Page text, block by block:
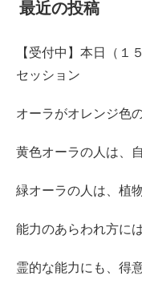
最近の投稿
【受付中】本日（１
セッション
オーラがオレンジ色
黄色オーラの人は、
緑オーラの人は、植
能力のあらわれ方に
霊的な能力にも、得